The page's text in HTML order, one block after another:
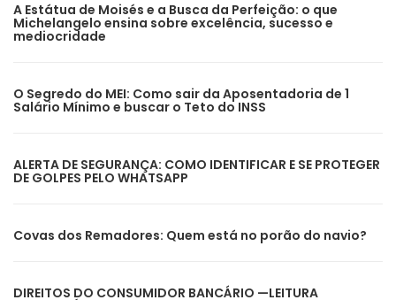
A Estátua de Moisés e a Busca da Perfeição: o que
Michelangelo ensina sobre excelência, sucesso e
mediocridade
O Segredo do MEI: Como sair da Aposentadoria de 1
Salário Mínimo e buscar o Teto do INSS
ALERTA DE SEGURANÇA: COMO IDENTIFICAR E SE PROTEGER
DE GOLPES PELO WHATSAPP
Covas dos Remadores: Quem está no porão do navio?
DIREITOS DO CONSUMIDOR BANCÁRIO —LEITURA